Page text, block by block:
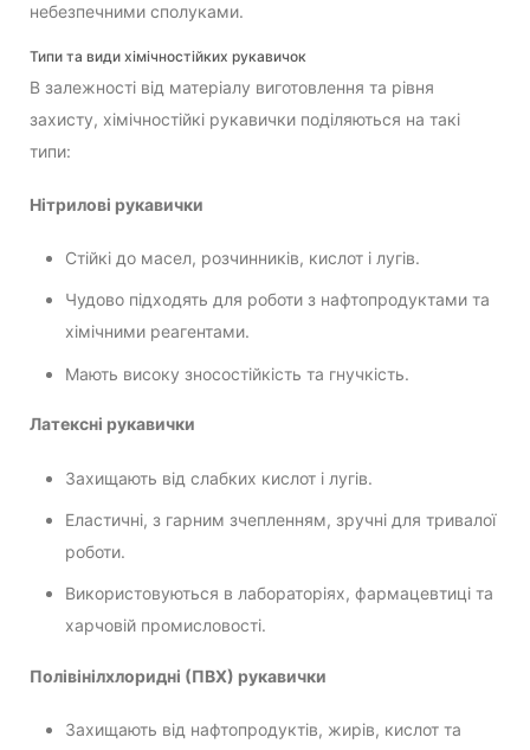
небезпечними сполуками.
Типи та види хімічностійких рукавичок
В залежності від матеріалу виготовлення та рівня
захисту, хімічностійкі рукавички поділяються на такі
типи:
Нітрилові рукавички
Стійкі до масел, розчинників, кислот і лугів.
Чудово підходять для роботи з нафтопродуктами та
хімічними реагентами.
Мають високу зносостійкість та гнучкість.
Латексні рукавички
Захищають від слабких кислот і лугів.
Еластичні, з гарним зчепленням, зручні для тривалої
роботи.
Використовуються в лабораторіях, фармацевтиці та
харчовій промисловості.
Полівінілхлоридні (ПВХ) рукавички
Захищають від нафтопродуктів, жирів, кислот та